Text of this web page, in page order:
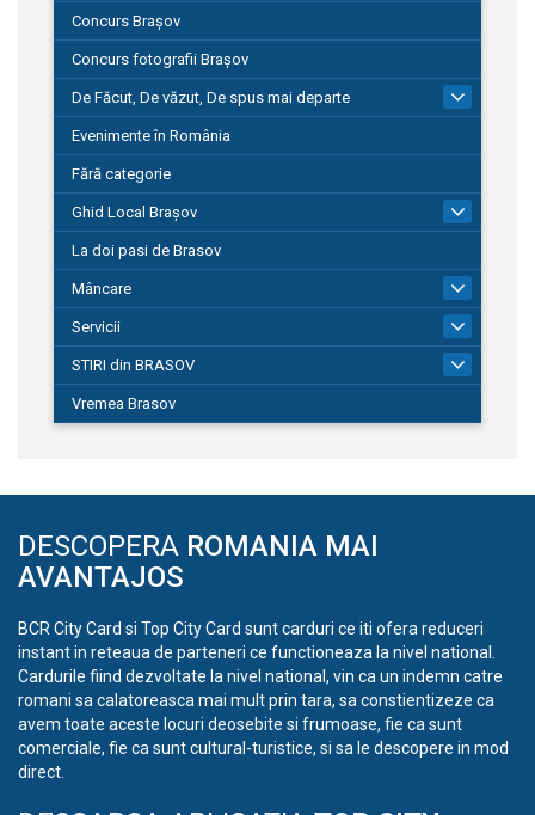
Concurs Brașov
Concurs fotografii Brașov
De Făcut, De văzut, De spus mai departe
149
Evenimente în România
Fără categorie
Ghid Local Brașov
La doi pasi de Brasov
Mâncare
Servicii
STIRI din BRASOV
Vremea Brasov
DESCOPERA ROMANIA MAI
AVANTAJOS
BCR City Card si Top City Card sunt carduri ce iti ofera reduceri
instant in reteaua de parteneri ce functioneaza la nivel national.
Cardurile fiind dezvoltate la nivel national, vin ca un indemn catre
romani sa calatoreasca mai mult prin tara, sa constientizeze ca
avem toate aceste locuri deosebite si frumoase, fie ca sunt
comerciale, fie ca sunt cultural-turistice, si sa le descopere in mod
direct.